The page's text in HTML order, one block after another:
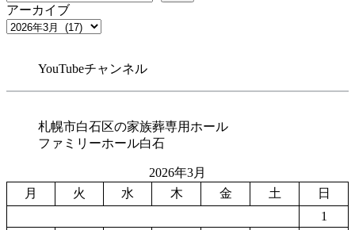
アーカイブ
YouTubeチャンネル
札幌市白石区の家族葬専用ホール
ファミリーホール白石
2026年3月
月
火 水 木 金 土
日
1